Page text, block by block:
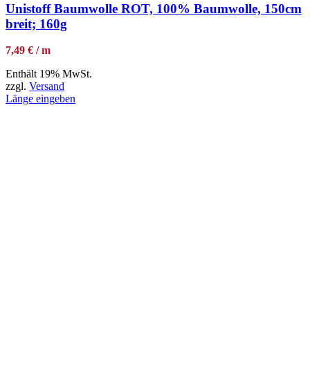
Unistoff Baumwolle ROT, 100% Baumwolle, 150cm
breit; 160g
7,49 € / m
Enthält 19% MwSt.
zzgl. Versand
Länge eingeben